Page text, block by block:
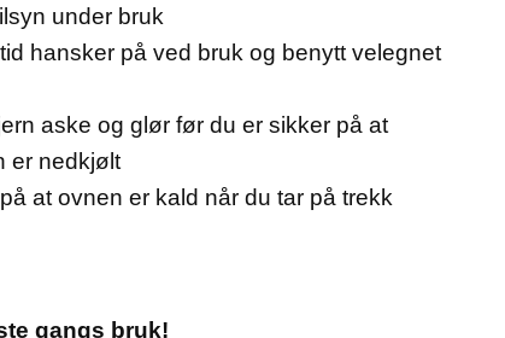
under bruk
hansker på ved bruk og benytt velegnet
aske og glør før du er sikker på at
er nedkjølt
at ovnen er kald når du tar på trekk
gangs bruk!